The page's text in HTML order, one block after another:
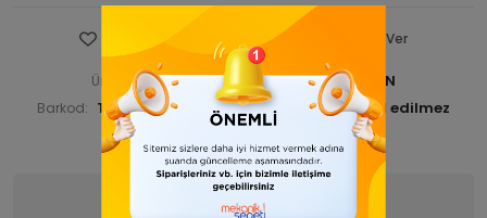
Fiyatı Düşünce Haber Ver
Ürün Kodu: TYGSDBLM06 00000-ANA ÜRN
Barkod: TYGSDBLM1000001 İade Bilgisi: